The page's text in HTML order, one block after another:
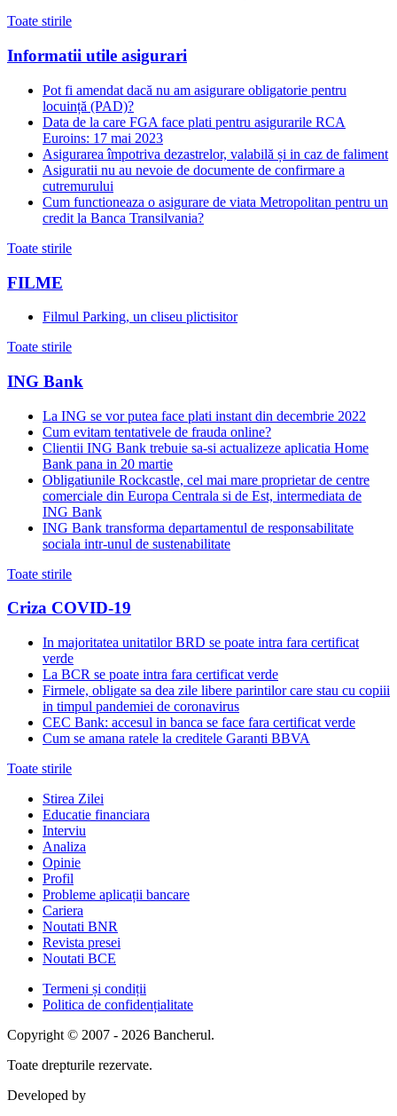
Toate stirile
Informatii utile asigurari
Pot fi amendat dacă nu am asigurare obligatorie pentru
locuință (PAD)?
Data de la care FGA face plati pentru asigurarile RCA
Euroins: 17 mai 2023
Asigurarea împotriva dezastrelor, valabilă și in caz de faliment
Asiguratii nu au nevoie de documente de confirmare a
cutremurului
Cum functioneaza o asigurare de viata Metropolitan pentru un
credit la Banca Transilvania?
Toate stirile
FILME
Filmul Parking, un cliseu plictisitor
Toate stirile
ING Bank
La ING se vor putea face plati instant din decembrie 2022
Cum evitam tentativele de frauda online?
Clientii ING Bank trebuie sa-si actualizeze aplicatia Home
Bank pana in 20 martie
Obligatiunile Rockcastle, cel mai mare proprietar de centre
comerciale din Europa Centrala si de Est, intermediata de
ING Bank
ING Bank transforma departamentul de responsabilitate
sociala intr-unul de sustenabilitate
Toate stirile
Criza COVID-19
In majoritatea unitatilor BRD se poate intra fara certificat
verde
La BCR se poate intra fara certificat verde
Firmele, obligate sa dea zile libere parintilor care stau cu copiii
in timpul pandemiei de coronavirus
CEC Bank: accesul in banca se face fara certificat verde
Cum se amana ratele la creditele Garanti BBVA
Toate stirile
Stirea Zilei
Educatie financiara
Interviu
Analiza
Opinie
Profil
Probleme aplicații bancare
Cariera
Noutati BNR
Revista presei
Noutati BCE
Termeni și condiții
Politica de confidențialitate
Copyright © 2007 - 2026 Bancherul.
Toate drepturile rezervate.
Developed by